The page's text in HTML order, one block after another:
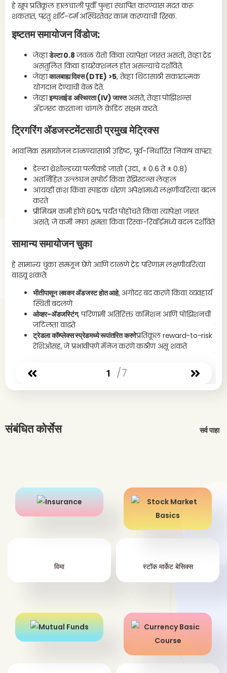
हे खूप प्रतिकूल हालचाली पूर्वी पुन्हा स्थापित करण्यास मदत करू
शकतात, परंतु शॉर्ट-टर्म अस्थिरतेवर काम करण्याची रिस्क.
इष्टतम समायोजन विंडोज:
जेव्हाडेल्टा 0.8जवळ येतो किंवा त्यापेक्षा जास्त असतो, तेव्हा ट्रेड
असंतुलित किंवा डायरेक्शनल होत असल्याचे दर्शविते.
जेव्हाकालबाह्य दिवस (DTE) >5, तेव्हा थिटासाठी सकारात्मक
योगदान देण्याची वेळ देते.
जेव्हाइम्पलाईड अस्थिरता (IV) जास्तअसते, तेव्हा पोझिशन्स
ॲडजस्ट करताना चांगले क्रेडिट सक्षम करते.
ट्रिगरिंग ॲडजस्टमेंटसाठी प्रमुख मेट्रिक्स
भावनिक समायोजन टाळण्यासाठी उद्दिष्ट, पूर्व-निर्धारित निकष वापरा:
डेल्टा थ्रेशोल्डच्या पलीकडे जातो (उदा., ± 0.6 ते ± 0.8)
अंतर्निहित उल्लंघन सपोर्ट किंवा रेझिस्टन्स लेव्हल
आयव्ही क्रश किंवा स्पाइक धोरण अपेक्षांमध्ये लक्षणीयरित्या बदल
करते
प्रीमियम कमी होणे 60% पर्यंत पोहोचते किंवा त्यापेक्षा जास्त
असते, जे कमी नफा क्षमता किंवा रिस्क-रिवॉर्डमध्ये बदल दर्शविते
सामान्य समायोजन चुका
हे सामान्य चुका समजून घेणे आणि टाळणे ट्रेड परिणाम लक्षणीयरित्या
वाढवू शकते:
भीतीपासून लवकर ॲडजस्ट होत आहे, अगोदर बंद करणे किंवा व्यवहार्य
स्थिती बदलणे
ओव्हर-ॲडजस्टिंग, परिणामी अतिरिक्त कमिशन आणि पोझिशनची
जटिलता वाढते
ट्रेडला कॉम्प्लेक्स स्प्रेडमध्ये रूपांतरित करणेप्रतिकूल reward-to-risk
रेशिओसह, जे प्रभावीपणे मॅनेज करणे कठीण असू शकते
हे
1 /7
संबंधित कोर्सेस सर्व पाहा
विमा स्टॉक मार्केट बेसिक्स